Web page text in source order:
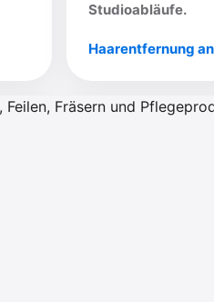
Studioabläufe.
Haarentfernung